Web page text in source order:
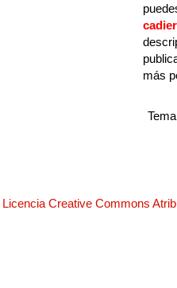
más
Licencia Creative Commons